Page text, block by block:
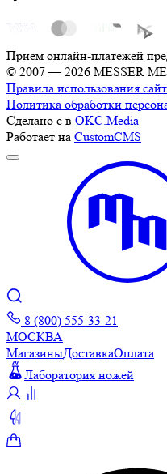
Прием онлайн-платежей
© 2007 — 2026 MESSER
Правила использования
Политика обработки
Сделано с в OKC.Media
Работает на CustomCMS
8 (800) 555-33-21
МОСКВА
МагазиныДоставкаОплата
Лаборатория ножей